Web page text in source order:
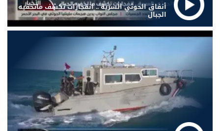
أنفاق الحوثي السرية .. انفجارات تكشف ماتخفيه
الجبال